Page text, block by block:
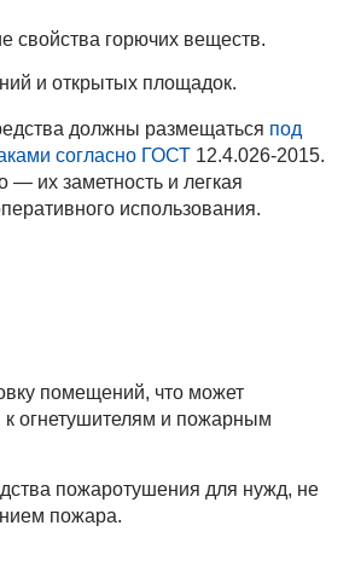
свойства горючих веществ.
и открытых площадок.
должны размещаться под
согласно ГОСТ 12.4.026-2015.
— их заметность и легкая
использования.
помещений, что может
к огнетушителям и пожарным
пожаротушения для нужд, не
пожара.